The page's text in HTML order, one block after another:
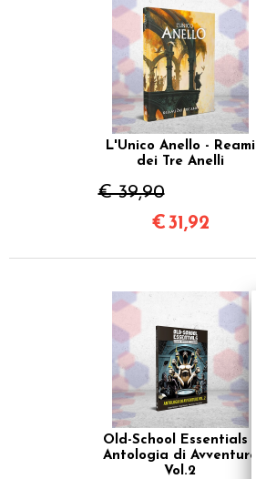
L'Unico Anello - Reami
dei Tre Anelli
€ 39,90
€31,92
Old-School Essentials -
Antologia di Avventure
Vol.2